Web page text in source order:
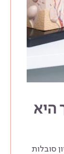
היא
סובלות